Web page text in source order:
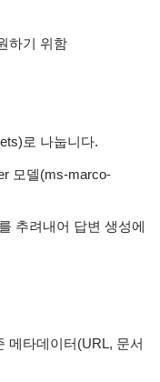
하기 위함
로 나눕니다.
모델(ms-marco-
추려내어 답변 생성에
메타데이터(URL, 문서